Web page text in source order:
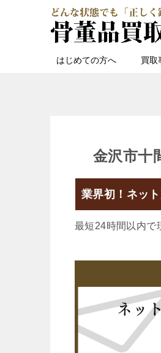
はじめての方へ 買取
金沢市十
業界初！ネッ
最短24時間以内で